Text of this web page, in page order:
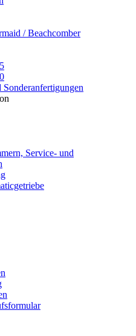
/ Beachcomber
Service- und